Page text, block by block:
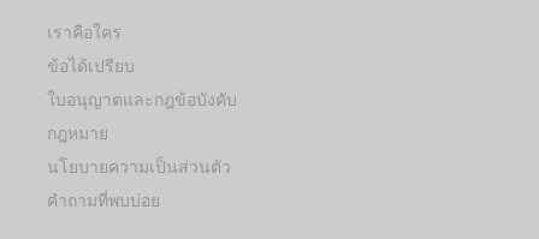
เราคือใคร
ข้อได้เปรียบ
ใบอนุญาตและกฎข้อบังคับ
กฎหมาย
นโยบายความเป็นส่วนตัว
คำถามที่พบบ่อย